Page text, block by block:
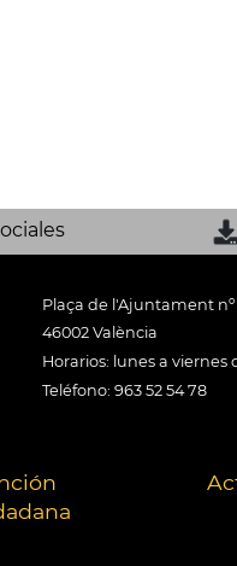
Plaça de l'Ajuntament nº
46002 València
Horarios: lunes a viernes
Teléfono: 963 52 54 78